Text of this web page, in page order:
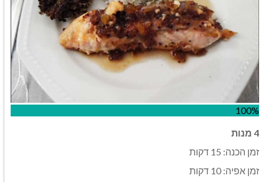
100%
4 מנות
זמן הכנה: 15 דקות
זמן אפיה: 10 דקות